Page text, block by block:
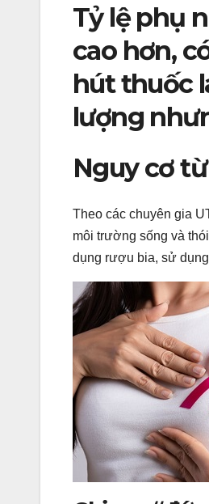
Tỷ lệ phụ
cao hơn,
hút thuốc
lượng
Nguy cơ
Theo các chuyên gia
môi trường sống và
dụng rượu bia, sử